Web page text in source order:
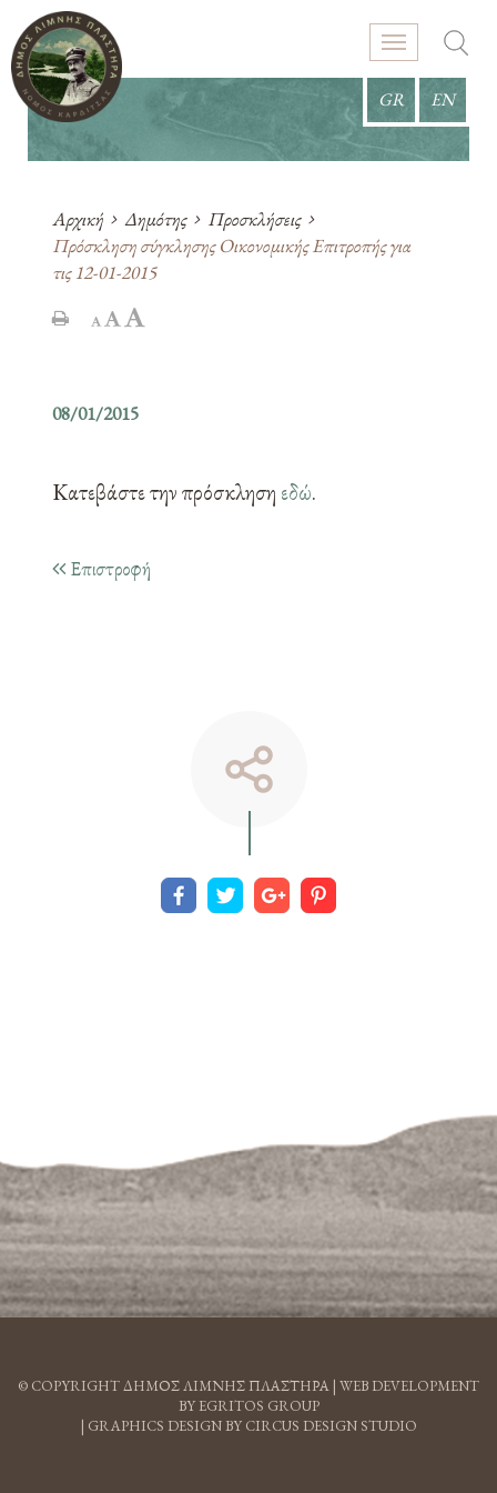
GR EN
Αρχική Δημότης
Προσκλήσεις
Πρόσκληση σύγκλησης Οικονομικής Επιτροπής για
τις 12-01-2015
08/01/2015
Κατεβάστε την πρόσκληση εδώ.
Επιστροφή
© COPYRIGHT ΔΗΜΟΣ ΛΙΜΝΗΣ ΠΛΑΣΤΗΡΑ | WEB DEVELOPMENT
BY EGRITOS GROUP
| GRAPHICS DESIGN BY CIRCUS DESIGN STUDIO